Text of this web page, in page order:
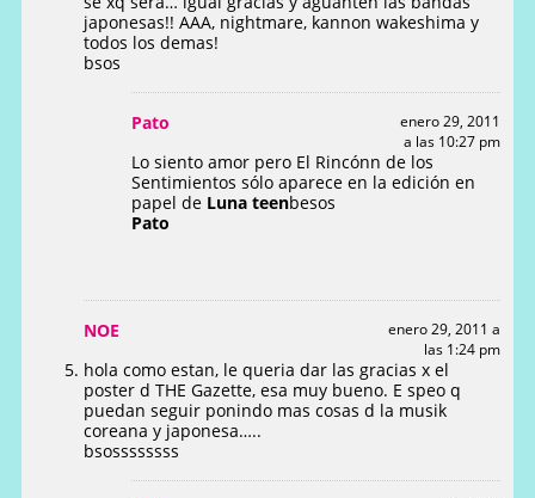
japonesas!! AAA, nightmare, kannon wakeshima y
todos los demas!
bsos
Pato
enero 29, 2011
a las 10:27 pm
Lo siento amor pero El Rincónn de los
Sentimientos sólo aparece en la edición en
papel de Luna teenbesos
Pato
NOE
enero 29, 2011 a
las 1:24 pm
hola como estan, le queria dar las gracias x el
poster d THE Gazette, esa muy bueno. E speo q
puedan seguir ponindo mas cosas d la musik
coreana y japonesa…..
bsossssssss